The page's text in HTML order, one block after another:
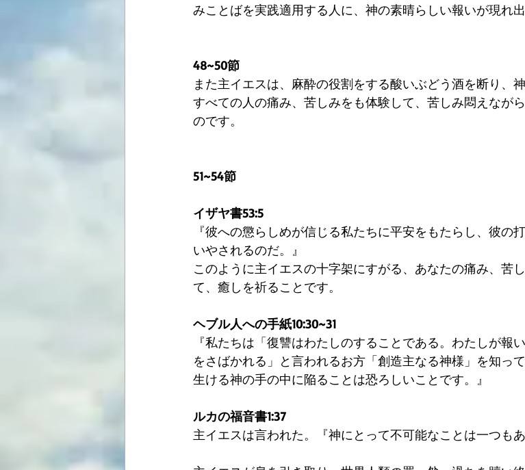
みことばを実践適用する人に、神の素晴らしい報いが現れ
48~50節
また主イエスは、麻酔の役割をする酸いぶどう酒を断り、
すべての人の痛み、苦しみをも体験して、苦しみ悶えなが
のです。
51~54節
イザヤ書53:5
『彼への懲らしめが信じる私たちに平安をもたらし、彼の
いやされるのだ。』
このように主イエスの十字架にすがる、あなたの痛み、苦
て、癒しを祈ることです。
ヘブル人への手紙10:30~31
『私たちは「復讐はわたしのすることである。わたしが報
をさばかれる」と言われるお方「創造主なる神様」を知っ
生ける神の手の中に陥ることは恐ろしいことです。』
ルカの福音書1:37
主イエスは言われた。『神にとって不可能なことは一つも